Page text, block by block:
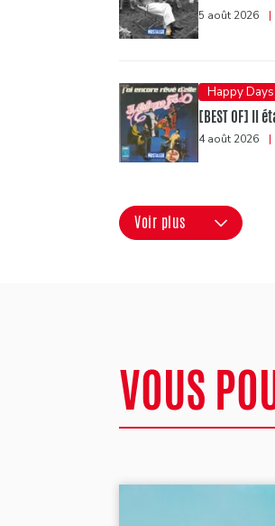
5 août 2026 |
Happy
[BEST OF] Il
4 août 2026 |
Voir plus
VOUS